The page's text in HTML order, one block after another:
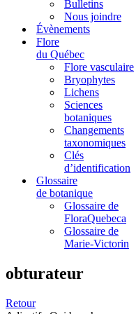
Bulletins
Nous joindre
Évènements
Flore
du Québec
Flore vasculaire
Bryophytes
Lichens
Sciences
botaniques
Changements
taxonomiques
Clés
d’identification
Glossaire
de botanique
Glossaire de
FloraQuebeca
Glossaire de
Marie-Victorin
obturateur
Retour